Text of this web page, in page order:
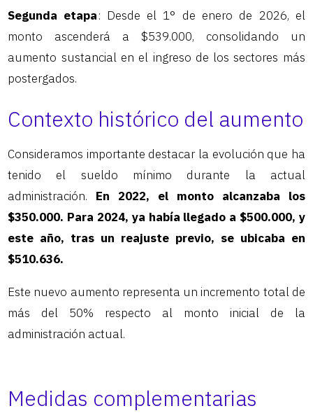
Segunda etapa: Desde el 1° de enero de 2026, el
monto ascenderá a $539.000, consolidando un
aumento sustancial en el ingreso de los sectores más
postergados.
Contexto histórico del aumento
Consideramos importante destacar la evolución que ha
tenido el sueldo mínimo durante la actual
administración. En 2022, el monto alcanzaba los
$350.000. Para 2024, ya había llegado a $500.000, y
este año, tras un reajuste previo, se ubicaba en
$510.636.
Este nuevo aumento representa un incremento total de
más del 50% respecto al monto inicial de la
administración actual.
Medidas complementarias